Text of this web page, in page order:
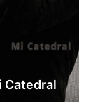
Catedral